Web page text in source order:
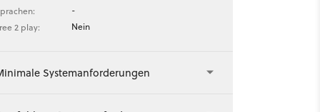
-
2 play:
Nein
Systemanforderungen